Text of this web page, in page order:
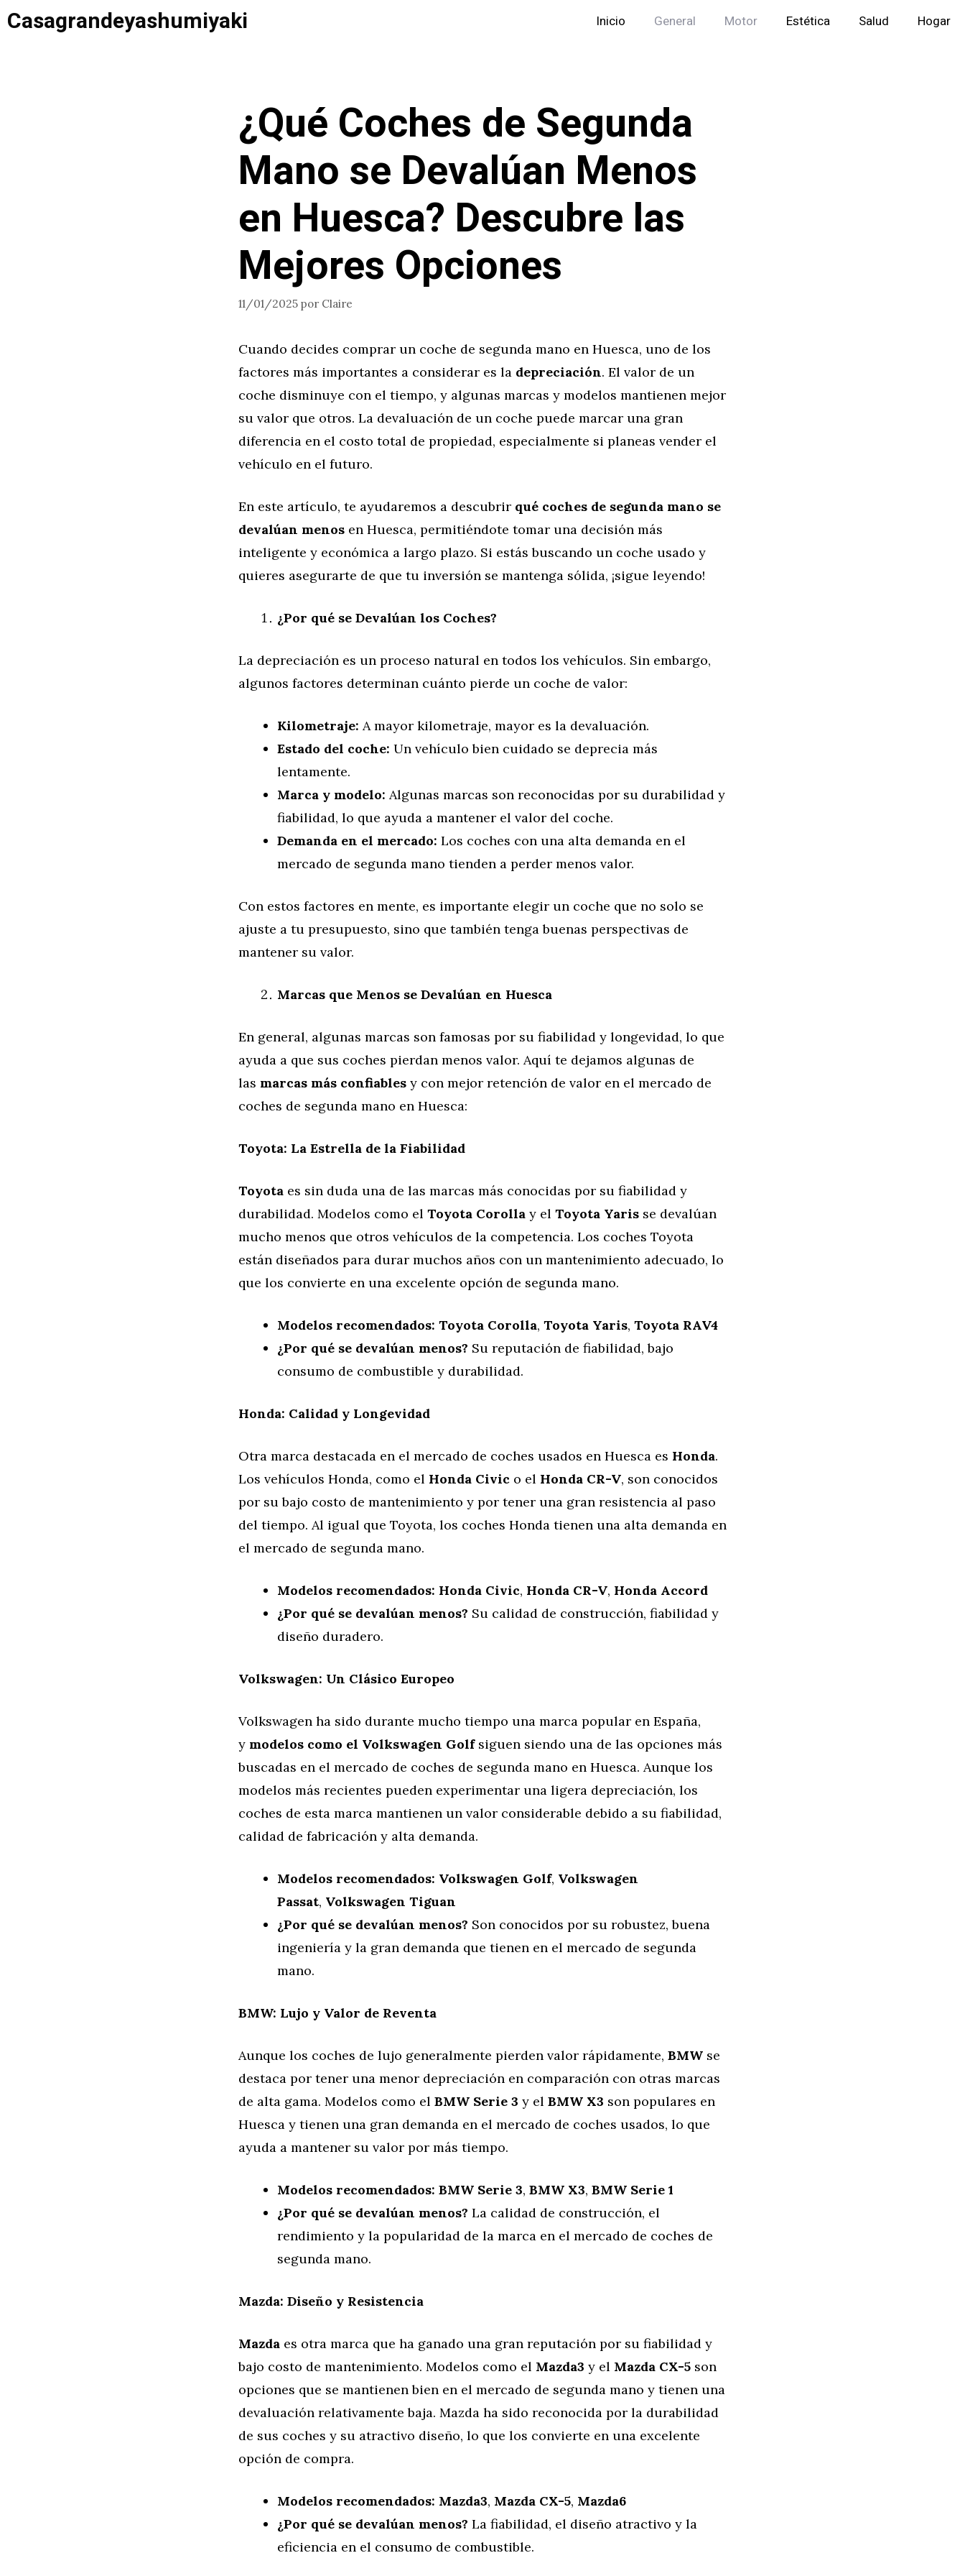
Saltar
Casagrandeyashumiyaki Inicio General Motor Estética Salud Hogar
¿Qué Coches de Segunda
Mano se Devalúan Menos
en Huesca? Descubre las
Mejores Opciones
11/01/2025 por Claire
Cuando decides comprar un coche de segunda mano en Huesca, uno de los
factores más importantes a considerar es la depreciación. El valor de un
coche disminuye con el tiempo, y algunas marcas y modelos mantienen mejor
su valor que otros. La devaluación de un coche puede marcar una gran
diferencia en el costo total de propiedad, especialmente si planeas vender el
vehículo en el futuro.
En este artículo, te ayudaremos a descubrir qué coches de segunda mano se
devalúan menos en Huesca, permitiéndote tomar una decisión más
inteligente y económica a largo plazo. Si estás buscando un coche usado y
quieres asegurarte de que tu inversión se mantenga sólida, ¡sigue leyendo!
¿Por qué se Devalúan los Coches?
La depreciación es un proceso natural en todos los vehículos. Sin embargo,
algunos factores determinan cuánto pierde un coche de valor:
Kilometraje: A mayor kilometraje, mayor es la devaluación.
Estado del coche: Un vehículo bien cuidado se deprecia más
lentamente.
Marca y modelo: Algunas marcas son reconocidas por su durabilidad y
fiabilidad, lo que ayuda a mantener el valor del coche.
Demanda en el mercado: Los coches con una alta demanda en el
mercado de segunda mano tienden a perder menos valor.
Con estos factores en mente, es importante elegir un coche que no solo se
ajuste a tu presupuesto, sino que también tenga buenas perspectivas de
mantener su valor.
Marcas que Menos se Devalúan en Huesca
En general, algunas marcas son famosas por su fiabilidad y longevidad, lo que
ayuda a que sus coches pierdan menos valor. Aquí te dejamos algunas de
las marcas más confiables y con mejor retención de valor en el mercado de
coches de segunda mano en Huesca:
Toyota: La Estrella de la Fiabilidad
Toyota es sin duda una de las marcas más conocidas por su fiabilidad y
durabilidad. Modelos como el Toyota Corolla y el Toyota Yaris se devalúan
mucho menos que otros vehículos de la competencia. Los coches Toyota
están diseñados para durar muchos años con un mantenimiento adecuado, lo
que los convierte en una excelente opción de segunda mano.
Modelos recomendados: Toyota Corolla, Toyota Yaris, Toyota RAV4
¿Por qué se devalúan menos? Su reputación de fiabilidad, bajo
consumo de combustible y durabilidad.
Honda: Calidad y Longevidad
Otra marca destacada en el mercado de coches usados en Huesca es Honda.
Los vehículos Honda, como el Honda Civic o el Honda CR-V, son conocidos
por su bajo costo de mantenimiento y por tener una gran resistencia al paso
del tiempo. Al igual que Toyota, los coches Honda tienen una alta demanda en
el mercado de segunda mano.
Modelos recomendados: Honda Civic, Honda CR-V, Honda Accord
¿Por qué se devalúan menos? Su calidad de construcción, fiabilidad y
diseño duradero.
Volkswagen: Un Clásico Europeo
Volkswagen ha sido durante mucho tiempo una marca popular en España,
y modelos como el Volkswagen Golfsiguen siendo una de las opciones más
buscadas en el mercado de coches de segunda mano en Huesca. Aunque los
modelos más recientes pueden experimentar una ligera depreciación, los
coches de esta marca mantienen un valor considerable debido a su fiabilidad,
calidad de fabricación y alta demanda.
Modelos recomendados: Volkswagen Golf, Volkswagen
Passat, Volkswagen Tiguan
¿Por qué se devalúan menos? Son conocidos por su robustez, buena
ingeniería y la gran demanda que tienen en el mercado de segunda
mano.
BMW: Lujo y Valor de Reventa
Aunque los coches de lujo generalmente pierden valor rápidamente, BMW se
destaca por tener una menor depreciación en comparación con otras marcas
de alta gama. Modelos como el BMW Serie 3 y el BMW X3 son populares en
Huesca y tienen una gran demanda en el mercado de coches usados, lo que
ayuda a mantener su valor por más tiempo.
Modelos recomendados: BMW Serie 3, BMW X3, BMW Serie 1
¿Por qué se devalúan menos? La calidad de construcción, el
rendimiento y la popularidad de la marca en el mercado de coches de
segunda mano.
Mazda: Diseño y Resistencia
Mazda es otra marca que ha ganado una gran reputación por su fiabilidad y
bajo costo de mantenimiento. Modelos como el Mazda3 y el Mazda CX-5 son
opciones que se mantienen bien en el mercado de segunda mano y tienen una
devaluación relativamente baja. Mazda ha sido reconocida por la durabilidad
de sus coches y su atractivo diseño, lo que los convierte en una excelente
opción de compra.
Modelos recomendados: Mazda3, Mazda CX-5, Mazda6
¿Por qué se devalúan menos? La fiabilidad, el diseño atractivo y la
eficiencia en el consumo de combustible.